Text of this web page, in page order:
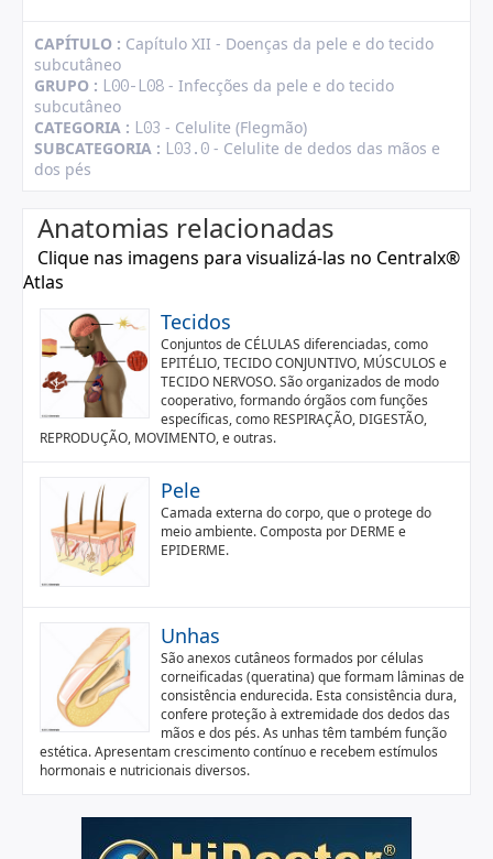
CAPÍTULO : Capítulo XII - Doenças da pele e do tecido
subcutâneo
GRUPO : L00-L08 - Infecções da pele e do tecido
subcutâneo
CATEGORIA : L03 - Celulite (Flegmão)
SUBCATEGORIA : L03.0 - Celulite de dedos das mãos e
dos pés
Anatomias relacionadas
Clique nas imagens para visualizá-las no Centralx®
Atlas
Tecidos
Conjuntos de CÉLULAS diferenciadas, como
EPITÉLIO, TECIDO CONJUNTIVO, MÚSCULOS e
TECIDO NERVOSO. São organizados de modo
cooperativo, formando órgãos com funções
específicas, como RESPIRAÇÃO, DIGESTÃO,
REPRODUÇÃO, MOVIMENTO, e outras.
Pele
Camada externa do corpo, que o protege do
meio ambiente. Composta por DERME e
EPIDERME.
Unhas
São anexos cutâneos formados por células
corneificadas (queratina) que formam lâminas de
consistência endurecida. Esta consistência dura,
confere proteção à extremidade dos dedos das
mãos e dos pés. As unhas têm também função
estética. Apresentam crescimento contínuo e recebem estímulos
hormonais e nutricionais diversos.